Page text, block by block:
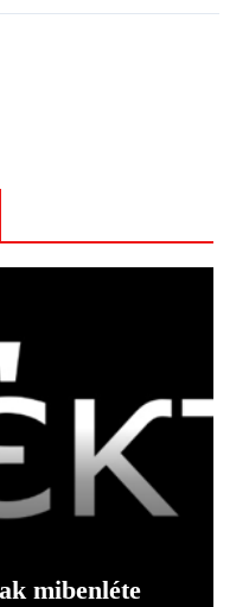
mibenléte